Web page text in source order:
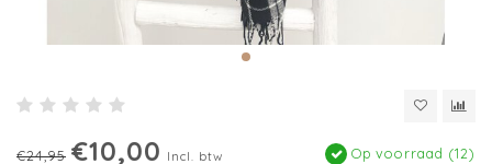
€24,95 €10,00 Incl. btw Op voorraad (12)